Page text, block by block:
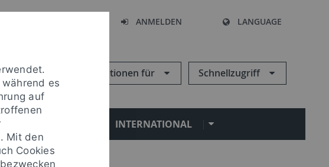
ANMELDEN LANGUAGE
Informationen für Schnellzugriff
INTERNATIONAL
es
auf
Mit den
Cookies